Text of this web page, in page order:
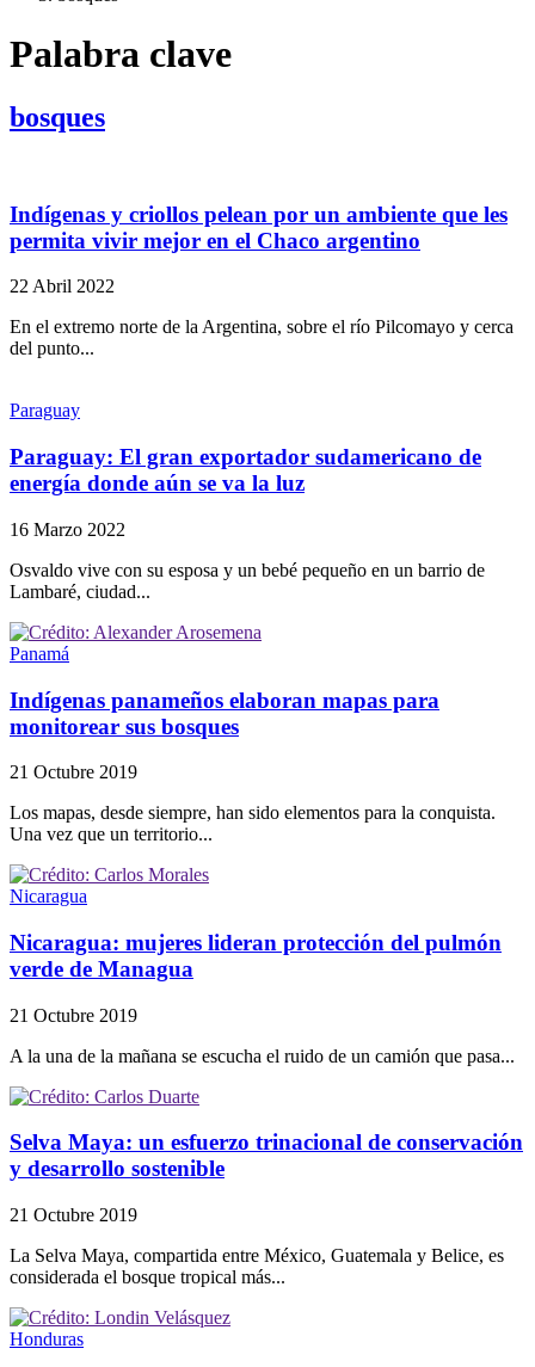
Palabra clave
bosques
Indígenas y criollos pelean por un ambiente que les
permita vivir mejor en el Chaco argentino
22 Abril 2022
En el extremo norte de la Argentina, sobre el río Pilcomayo y cerca
del punto...
Paraguay
Paraguay: El gran exportador sudamericano de
energía donde aún se va la luz
16 Marzo 2022
Osvaldo vive con su esposa y un bebé pequeño en un barrio de
Lambaré, ciudad...
Panamá
Indígenas panameños elaboran mapas para
monitorear sus bosques
21 Octubre 2019
Los mapas, desde siempre, han sido elementos para la conquista.
Una vez que un territorio...
Nicaragua
Nicaragua: mujeres lideran protección del pulmón
verde de Managua
21 Octubre 2019
A la una de la mañana se escucha el ruido de un camión que pasa...
Selva Maya: un esfuerzo trinacional de conservación
y desarrollo sostenible
21 Octubre 2019
La Selva Maya, compartida entre México, Guatemala y Belice, es
considerada el bosque tropical más...
Honduras